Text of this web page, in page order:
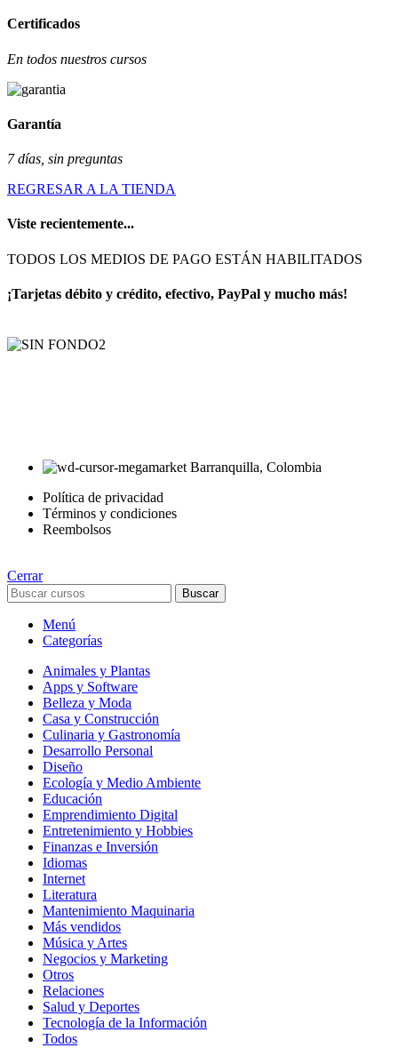
Certificados
En todos nuestros cursos
Garantía
7 días, sin preguntas
REGRESAR A LA TIENDA
Viste recientemente...
TODOS LOS MEDIOS DE PAGO ESTÁN HABILITADOS
¡Tarjetas débito y crédito, efectivo, PayPal y mucho más!
Barranquilla, Colombia
Política de privacidad
Términos y condiciones
Reembolsos
Cerrar
Buscar
Menú
Categorías
Animales y Plantas
Apps y Software
Belleza y Moda
Casa y Construcción
Culinaria y Gastronomía
Desarrollo Personal
Diseño
Ecología y Medio Ambiente
Educación
Emprendimiento Digital
Entretenimiento y Hobbies
Finanzas e Inversión
Idiomas
Internet
Literatura
Mantenimiento Maquinaria
Más vendidos
Música y Artes
Negocios y Marketing
Otros
Relaciones
Salud y Deportes
Tecnología de la Información
Todos